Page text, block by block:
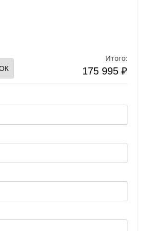
Итого:
175 995 ₽